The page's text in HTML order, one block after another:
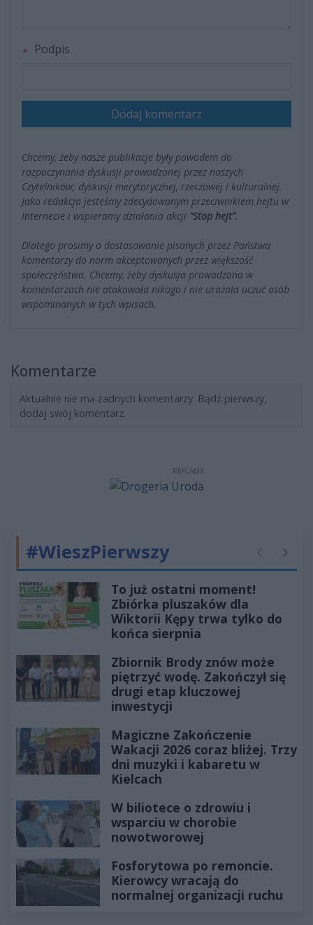
Podpis
Dodaj komentarz
Chcemy, żeby nasze publikacje były powodem do
rozpoczynania dyskusji prowadzonej przez naszych
Czytelników; dyskusji merytorycznej, rzeczowej i kulturalnej.
Jako redakcja jesteśmy zdecydowanym przeciwnikiem hejtu w
Internecie i wspieramy działania akcji "Stop hejt".
Dlatego prosimy o dostosowanie pisanych przez Państwa
komentarzy do norm akceptowanych przez większość
społeczeństwa. Chcemy, żeby dyskusja prowadzona w
komentarzach nie atakowała nikogo i nie urażała uczuć osób
wspominanych w tych wpisach.
Komentarze
Aktualnie nie ma żadnych komentarzy. Bądź pierwszy,
dodaj swój komentarz.
REKLAMA
#WieszPierwszy Poprzednie
To już ostatni moment!
Zbiórka pluszaków dla
Wiktorii Kępy trwa tylko do
końca sierpnia
Zbiornik Brody znów może
piętrzyć wodę. Zakończył się
drugi etap kluczowej
inwestycji
Magiczne Zakończenie
Wakacji 2026 coraz bliżej. Trzy
dni muzyki i kabaretu w
Kielcach
W biliotece o zdrowiu i
wsparciu w chorobie
nowotworowej
Fosforytowa po remoncie.
Kierowcy wracają do
normalnej organizacji ruchu